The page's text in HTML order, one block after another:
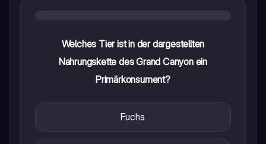
Welches Tier ist in der dargestellten
Nahrungskette des Grand Canyon ein
Primärkonsument?
Fuchs